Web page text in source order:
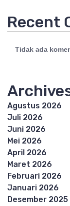
Recent
Tidak ada
Agustus 2026
Juli 2026
Juni 2026
Mei 2026
April 2026
Maret 2026
Februari 2026
Januari 2026
Desember 2025